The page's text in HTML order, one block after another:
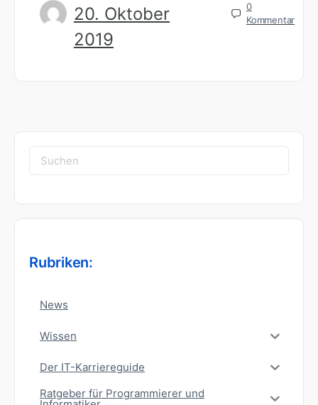
20. Oktober
2019
0
Kommentar
Suchen
nach:
Rubriken:
News
Wissen
Der IT-Karriereguide
Ratgeber für Programmierer und